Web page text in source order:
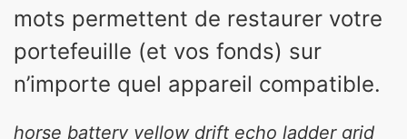
mots permettent de restaurer votre
portefeuille (et vos fonds) sur
n’importe quel appareil compatible.
horse battery yellow drift echo ladder grid